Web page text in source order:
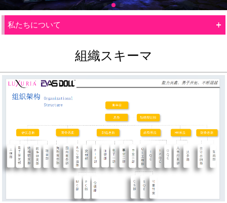
私たちについて +
組織スキーマ